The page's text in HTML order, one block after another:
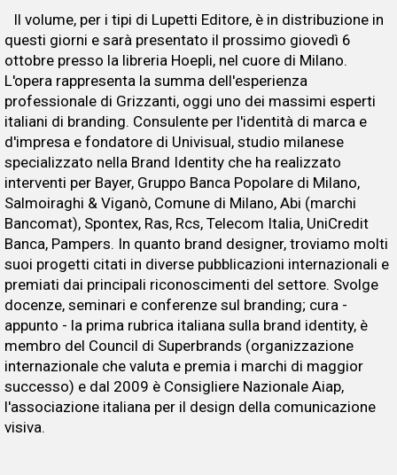
Il volume, per i tipi di Lupetti Editore, è in distribuzione in
questi giorni e sarà presentato il prossimo giovedì 6
ottobre presso la libreria Hoepli, nel cuore di Milano.
L'opera rappresenta la summa dell'esperienza
professionale di Grizzanti, oggi uno dei massimi esperti
italiani di branding. Consulente per l'identità di marca e
d'impresa e fondatore di Univisual, studio milanese
specializzato nella Brand Identity che ha realizzato
interventi per Bayer, Gruppo Banca Popolare di Milano,
Salmoiraghi & Viganò, Comune di Milano, Abi (marchi
Bancomat), Spontex, Ras, Rcs, Telecom Italia, UniCredit
Banca, Pampers. In quanto brand designer, troviamo molti
suoi progetti citati in diverse pubblicazioni internazionali e
premiati dai principali riconoscimenti del settore. Svolge
docenze, seminari e conferenze sul branding; cura -
appunto - la prima rubrica italiana sulla brand identity, è
membro del Council di Superbrands (organizzazione
internazionale che valuta e premia i marchi di maggior
successo) e dal 2009 è Consigliere Nazionale Aiap,
l'associazione italiana per il design della comunicazione
visiva.